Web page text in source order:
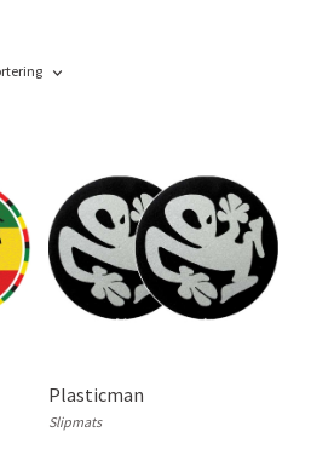
Plasticman
Slipmats